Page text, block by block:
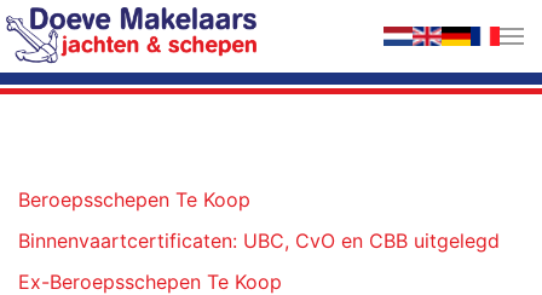
Terug naar hoofdinhoud
Beroepsschepen Te Koop
Binnenvaartcertificaten: UBC, CvO en CBB uitgelegd
Ex-Beroepsschepen Te Koop